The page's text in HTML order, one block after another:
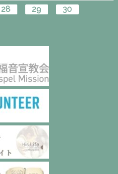
28 29
30